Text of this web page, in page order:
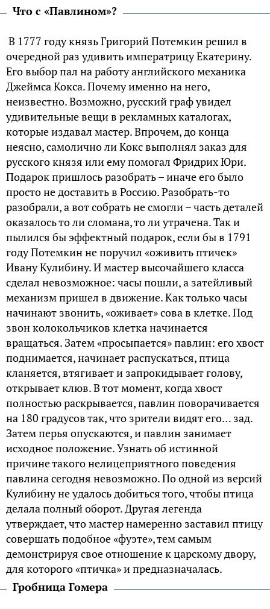
Что с «Павлином»?
В 1777 году князь Григорий Потемкин решил в
очередной раз удивить императрицу Екатерину.
Его выбор пал на работу английского механика
Джеймса Кокса. Почему именно на него,
неизвестно. Возможно, русский граф увидел
удивительные вещи в рекламных каталогах,
которые издавал мастер. Впрочем, до конца
неясно, самолично ли Кокс выполнял заказ для
русского князя или ему помогал Фридрих Юри.
Подарок пришлось разобрать – иначе его было
просто не доставить в Россию. Разобрать-то
разобрали, а вот собрать не смогли – часть деталей
оказалось то ли сломана, то ли утрачена. Так и
пылился бы эффектный подарок, если бы в 1791
году Потемкин не поручил «оживить птичек»
Ивану Кулибину. И мастер высочайшего класса
сделал невозможное: часы пошли, а затейливый
механизм пришел в движение. Как только часы
начинают звонить, «оживает» сова в клетке. Под
звон колокольчиков клетка начинается
вращаться. Затем «просыпается» павлин: его хвост
поднимается, начинает распускаться, птица
кланяется, втягивает и запрокидывает голову,
открывает клюв. В тот момент, когда хвост
полностью раскрывается, павлин поворачивается
на 180 градусов так, что зрители видят его… зад.
Затем перья опускаются, и павлин занимает
исходное положение. Узнать об истинной
причине такого нелицеприятного поведения
павлина сегодня невозможно. По одной из версий
Кулибину не удалось добиться того, чтобы птица
делала полный оборот. Другая легенда
утверждает, что мастер намеренно заставил птицу
совершать подобное «фуэте», тем самым
демонстрируя свое отношение к царскому двору,
для которого «птичка» и предназначалась.
Гробница Гомера